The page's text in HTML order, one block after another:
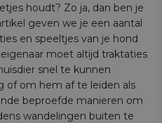
houdt? Zo ja, dan ben je
geven we je een aantal
en speeltjes van je hond
moet altijd traktaties
snel te kunnen
of om hem af te leiden als
beproefde manieren om
wandelingen buiten te